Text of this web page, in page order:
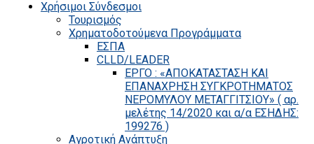
Χρήσιμοι Σύνδεσμοι
Τουρισμός
Χρηματοδοτούμενα Προγράμματα
ΕΣΠΑ
CLLD/LEADER
ΕΡΓΟ : «ΑΠΟΚΑΤΑΣΤΑΣΗ ΚΑΙ
ΕΠΑΝΑΧΡΗΣΗ ΣΥΓΚΡΟΤΗΜΑΤΟΣ
ΝΕΡΟΜΥΛΟΥ ΜΕΤΑΓΓΙΤΣΙΟΥ» ( αρ.
μελέτης 14/2020 και α/α ΕΣΗΔΗΣ:
199276 )
Αγροτική Ανάπτυξη